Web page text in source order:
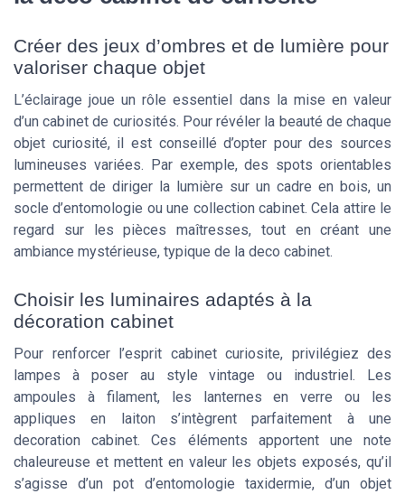
Créer des jeux d’ombres et de lumière pour
valoriser chaque objet
L’éclairage joue un rôle essentiel dans la mise en valeur
d’un cabinet de curiosités. Pour révéler la beauté de chaque
objet curiosité, il est conseillé d’opter pour des sources
lumineuses variées. Par exemple, des spots orientables
permettent de diriger la lumière sur un cadre en bois, un
socle d’entomologie ou une collection cabinet. Cela attire le
regard sur les pièces maîtresses, tout en créant une
ambiance mystérieuse, typique de la deco cabinet.
Choisir les luminaires adaptés à la
décoration cabinet
Pour renforcer l’esprit cabinet curiosite, privilégiez des
lampes à poser au style vintage ou industriel. Les
ampoules à filament, les lanternes en verre ou les
appliques en laiton s’intègrent parfaitement à une
decoration cabinet. Ces éléments apportent une note
chaleureuse et mettent en valeur les objets exposés, qu’il
s’agisse d’un pot d’entomologie taxidermie, d’un objet